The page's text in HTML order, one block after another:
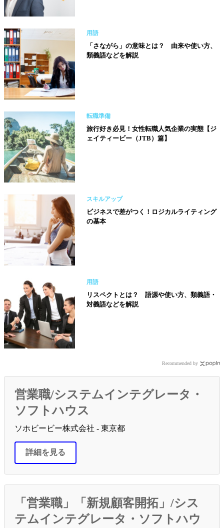
用語
「さながら」の意味とは？ 由来や使い方、
類義語などを解説
転職準備
旅行好き必見！女性転職人気企業の実態【ジ
ェイティービー（JTB）篇】
スキルアップ
ビジネスで差がつく！ロジカルライティング
の基本
用語
リスペクトとは？ 語源や使い方、類義語・
対義語などを解説
Recommended by
営業職/システムインテグレータ・
ソフトハウス
ソホビービー株式会社 - 東京都
詳細を見る
「営業職」「新規顧客開拓」/シス
テムインテグレータ・ソフトハウ